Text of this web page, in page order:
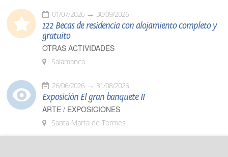
01/07/2026 30/09/2026
122 Becas de residencia con alojamiento completo y
gratuito
OTRAS ACTIVIDADES
Salamanca
26/06/2026 31/08/2026
Exposición El gran banquete II
ARTE / EXPOSICIONES
Santa Marta de Tormes